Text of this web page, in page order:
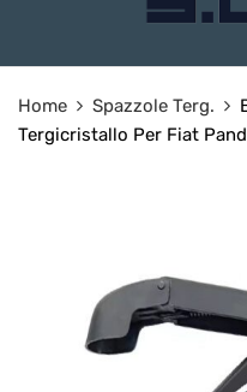
Home Spazzole Terg.
Tergicristallo Per Fiat